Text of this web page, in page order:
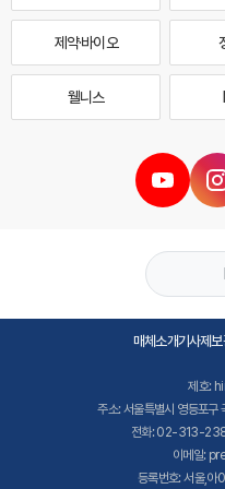
제약·바이오
웰니스
매체소개기사제보
제호:
주소: 서울특별시 영등포
전화: 02-313-
이메일:
등록번호: 서울,